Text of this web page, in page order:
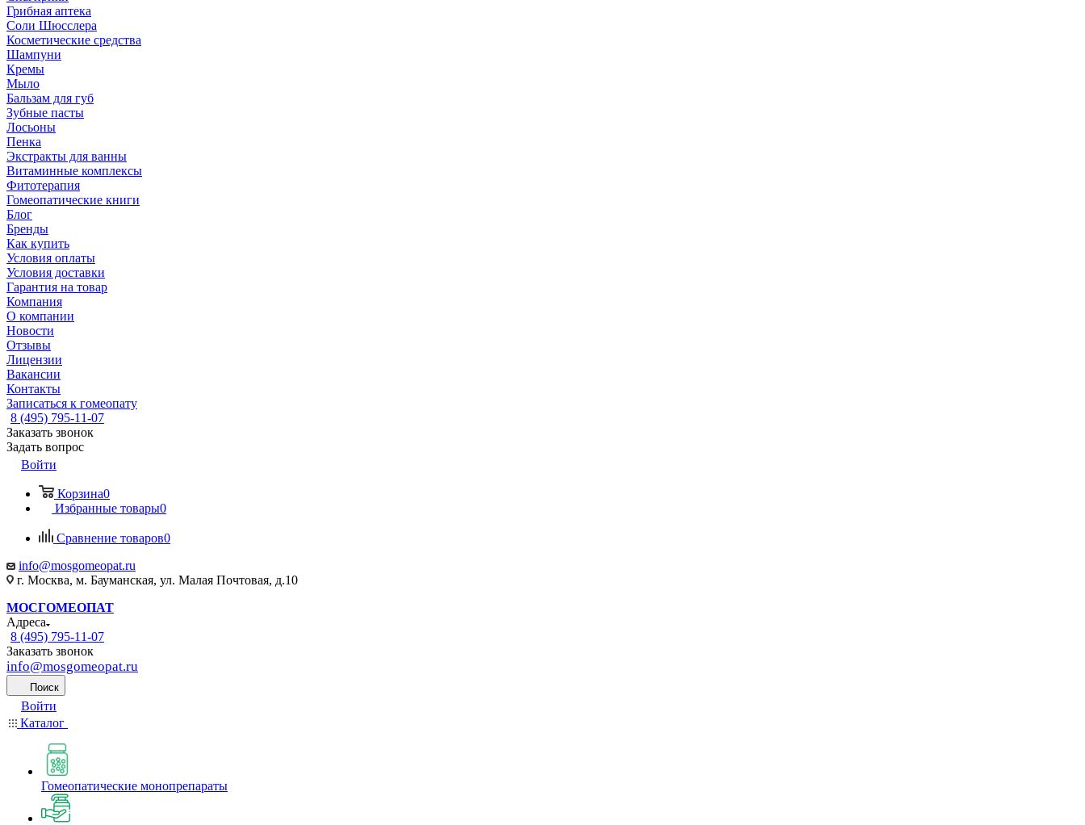
Грибная аптека
Соли Шюсслера
Косметические средства
Шампуни
Кремы
Мыло
Бальзам для губ
Зубные пасты
Лосьоны
Пенка
Экстракты для ванны
Витаминные комплексы
Фитотерапия
Гомеопатические книги
Блог
Бренды
Как купить
Условия оплаты
Условия доставки
Гарантия на товар
Компания
О компании
Новости
Отзывы
Лицензии
Вакансии
Контакты
Записаться к гомеопату
8 (495) 795-11-07
Заказать звонок
Задать вопрос
Войти
Корзина0
Избранные товары0
Сравнение товаров0
info@mosgomeopat.ru
г. Москва, м. Бауманская, ул. Малая Почтовая, д.10
МОСГОМЕОПАТ
Адреса
8 (495) 795-11-07
Заказать звонок
info@mosgomeopat.ru
Поиск
Войти
Каталог
Гомеопатические монопрепараты